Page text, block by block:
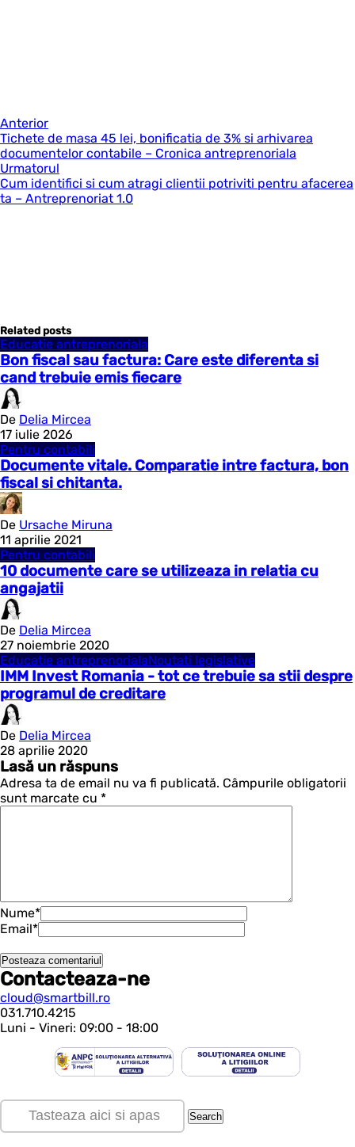
Anterior
Tichete de masa 45 lei, bonificatia de 3% si arhivarea
documentelor contabile – Cronica antreprenoriala
Urmatorul
Cum identifici si cum atragi clientii potriviti pentru afacerea
ta – Antreprenoriat 1.0
Related posts
Educatie antreprenoriala
Bon fiscal sau factura: Care este diferenta si
cand trebuie emis fiecare
De Delia Mircea
17 iulie 2026
Pentru contabili
Documente vitale. Comparatie intre factura, bon
fiscal si chitanta.
De Ursache Miruna
11 aprilie 2021
Pentru contabili
10 documente care se utilizeaza in relatia cu
angajatii
De Delia Mircea
27 noiembrie 2020
Educatie antreprenorialaNoutati legislative
IMM Invest Romania - tot ce trebuie sa stii despre
programul de creditare
De Delia Mircea
28 aprilie 2020
Lasă un răspuns
Adresa ta de email nu va fi publicată. Câmpurile obligatorii
sunt marcate cu *
Nume*
Email*
Contacteaza-ne
cloud@smartbill.ro
031.710.4215
Luni - Vineri: 09:00 - 18:00